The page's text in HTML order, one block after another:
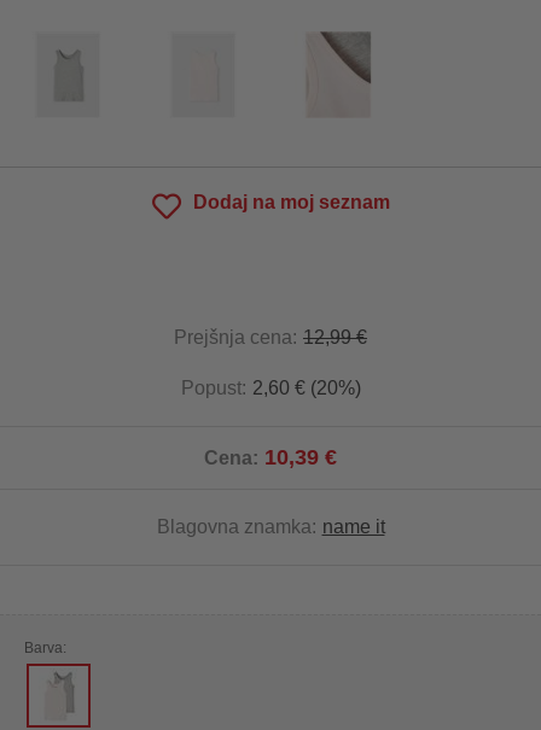
Dodaj na moj seznam
Prejšnja cena: 12,99 €
Popust: 2,60 € (20%)
Cena: 10,39 €
Blagovna znamka: name it
Barva: